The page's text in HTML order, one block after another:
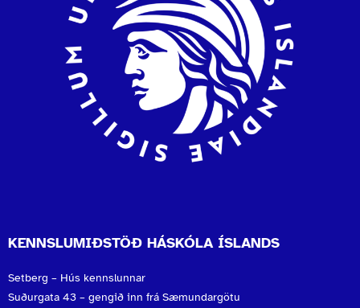
KENNSLUMIÐSTÖÐ HÁSKÓLA ÍSLANDS
Setberg – Hús kennslunnar
Suðurgata 43 – gengið inn frá Sæmundargötu